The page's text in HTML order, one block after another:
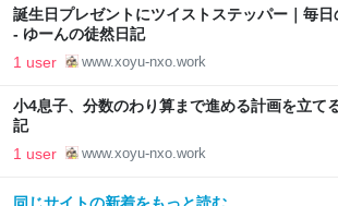
誕生日プレゼントにツイストステッパー｜毎
- ゆーんの徒然日記
1 user www.xoyu-nxo.work
小4息子、分数のわり算まで進める計画を立て
記
1 user www.xoyu-nxo.work
同じサイトの新着をもっと読む